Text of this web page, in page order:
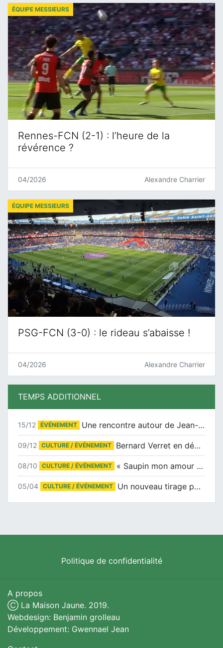
Rennes-FCN (2-1) : l’heure de la
révérence ?
ÉQUIPE MESSIEURS
04/2026 Alexandre Charrier
PSG-FCN (3-0) : le rideau s’abaisse !
ÉQUIPE MESSIEURS
04/2026 Alexandre Charrier
TEMPS ADDITIONNEL
15/12 ÉVÉNEMENT Une rencontre autour de Jean-Claude Suaudeau
09/12 CULTURE / ÉVÉNEMENT Bernard Verret en dédicaces le samedi 13 décembre à l’Espace Culturel Atlantis
08/10 CULTURE / ÉVÉNEMENT « Saupin mon amour » au salon du livre de Trentemoult
05/04 CULTURE / ÉVÉNEMENT Un nouveau tirage pour le Docu-BD
Politique de confidentialité
A propos
Ⓒ La Maison Jaune. 2019.
Webdesign: Benjamin grolleau
Développement: Gwennael Jean